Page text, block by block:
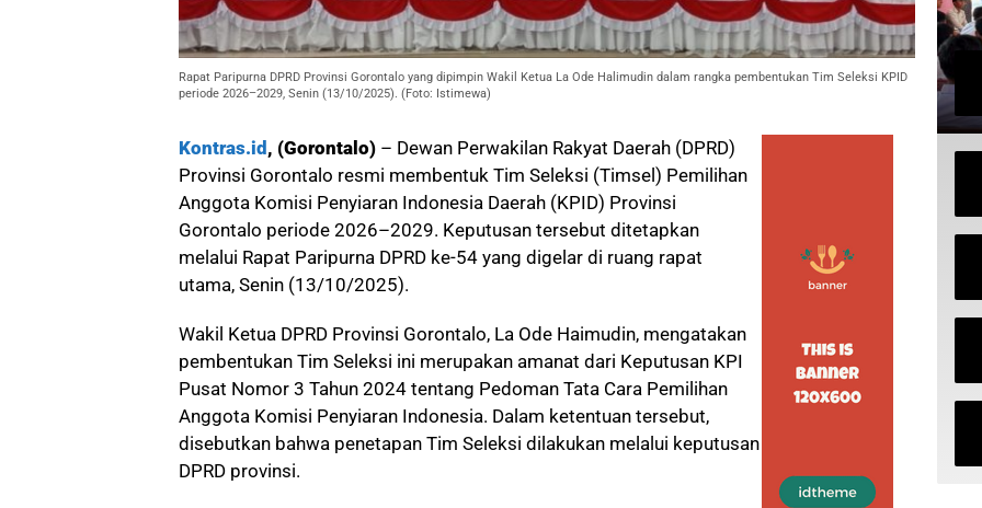
Rapat Paripurna DPRD Provinsi Gorontalo yang dipimpin Wakil Ketua La Ode Halimudin dalam rangka pembentukan Tim Seleksi KPID
periode 2026–2029, Senin (13/10/2025). (Foto: Istimewa)
Kontras.id , (Gorontalo) – Dewan Perwakilan Rakyat Daerah (DPRD)
Provinsi Gorontalo resmi membentuk Tim Seleksi (Timsel) Pemilihan
Anggota Komisi Penyiaran Indonesia Daerah (KPID) Provinsi
Gorontalo periode 2026–2029. Keputusan tersebut ditetapkan
melalui Rapat Paripurna DPRD ke-54 yang digelar di ruang rapat
utama, Senin (13/10/2025).
Wakil Ketua DPRD Provinsi Gorontalo, La Ode Haimudin, mengatakan
pembentukan Tim Seleksi ini merupakan amanat dari Keputusan KPI
Pusat Nomor 3 Tahun 2024 tentang Pedoman Tata Cara Pemilihan
Anggota Komisi Penyiaran Indonesia. Dalam ketentuan tersebut,
disebutkan bahwa penetapan Tim Seleksi dilakukan melalui keputusan
DPRD provinsi.